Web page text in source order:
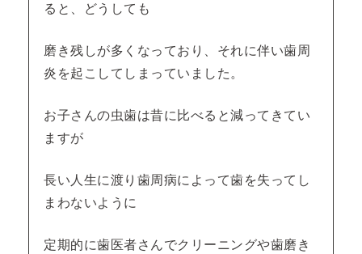
ると、どうしても
磨き残しが多くなっており、それに伴い歯周
炎を起こしてしまっていました。
お子さんの虫歯は昔に比べると減ってきてい
ますが
長い人生に渡り歯周病によって歯を失ってし
まわないように
定期的に歯医者さんでクリーニングや歯磨き